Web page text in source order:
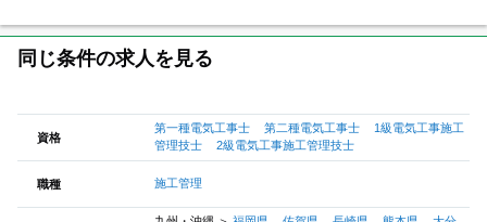
同じ条件の求人を見る
資格
第一種電気工事士 第二種電気工事士
1級電気工事施工
管理技士
2級電気工事施工管理技士
職種 施工管理